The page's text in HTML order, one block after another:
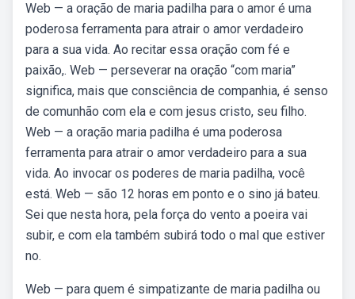
Web — a oração de maria padilha para o amor é uma
poderosa ferramenta para atrair o amor verdadeiro
para a sua vida. Ao recitar essa oração com fé e
paixão,. Web — perseverar na oração “com maria”
significa, mais que consciência de companhia, é senso
de comunhão com ela e com jesus cristo, seu filho.
Web — a oração maria padilha é uma poderosa
ferramenta para atrair o amor verdadeiro para a sua
vida. Ao invocar os poderes de maria padilha, você
está. Web — são 12 horas em ponto e o sino já bateu.
Sei que nesta hora, pela força do vento a poeira vai
subir, e com ela também subirá todo o mal que estiver
no.
Web — para quem é simpatizante de maria padilha ou